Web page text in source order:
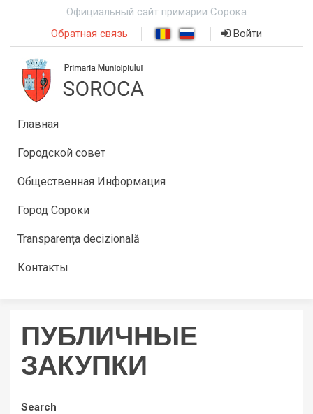
Официальный сайт примарии Сорока
Обратная связь
Войти
Главная
Городской совет
Общественная Информация
Город Сороки
Transparența decizională
Контакты
ПУБЛИЧНЫЕ
ЗАКУПКИ
Search